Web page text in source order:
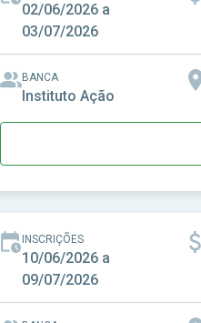
02/06/2026 a
03/07/2026
BANCA
Instituto Ação
INSCRIÇÕES
10/06/2026 a
09/07/2026